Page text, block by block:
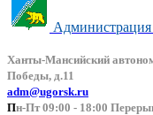
Ханты-Мансийский автоно
Победы, д.11
adm@ugorsk.ru
Пн-Пт 09:00 - 18:00